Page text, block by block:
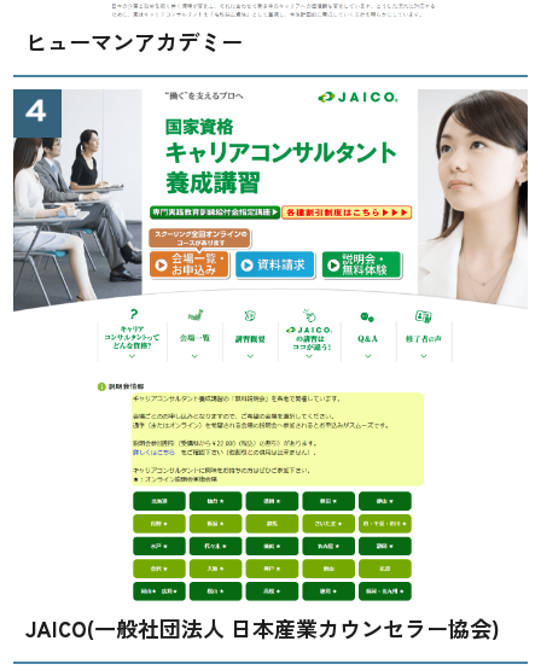
ヒューマンアカデミー
JAICO(一般社団法人 日本産業カウンセラー協会)